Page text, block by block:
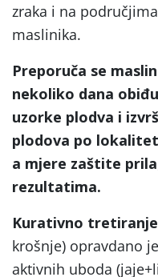
zraka i na
maslinika.
Preporuča se
nekoliko dana
uzorke plodva i
plodova po
a mjere zaštite
rezultatima.
Kurativno tretiranje
krošnje) opravdano
aktivnih uboda